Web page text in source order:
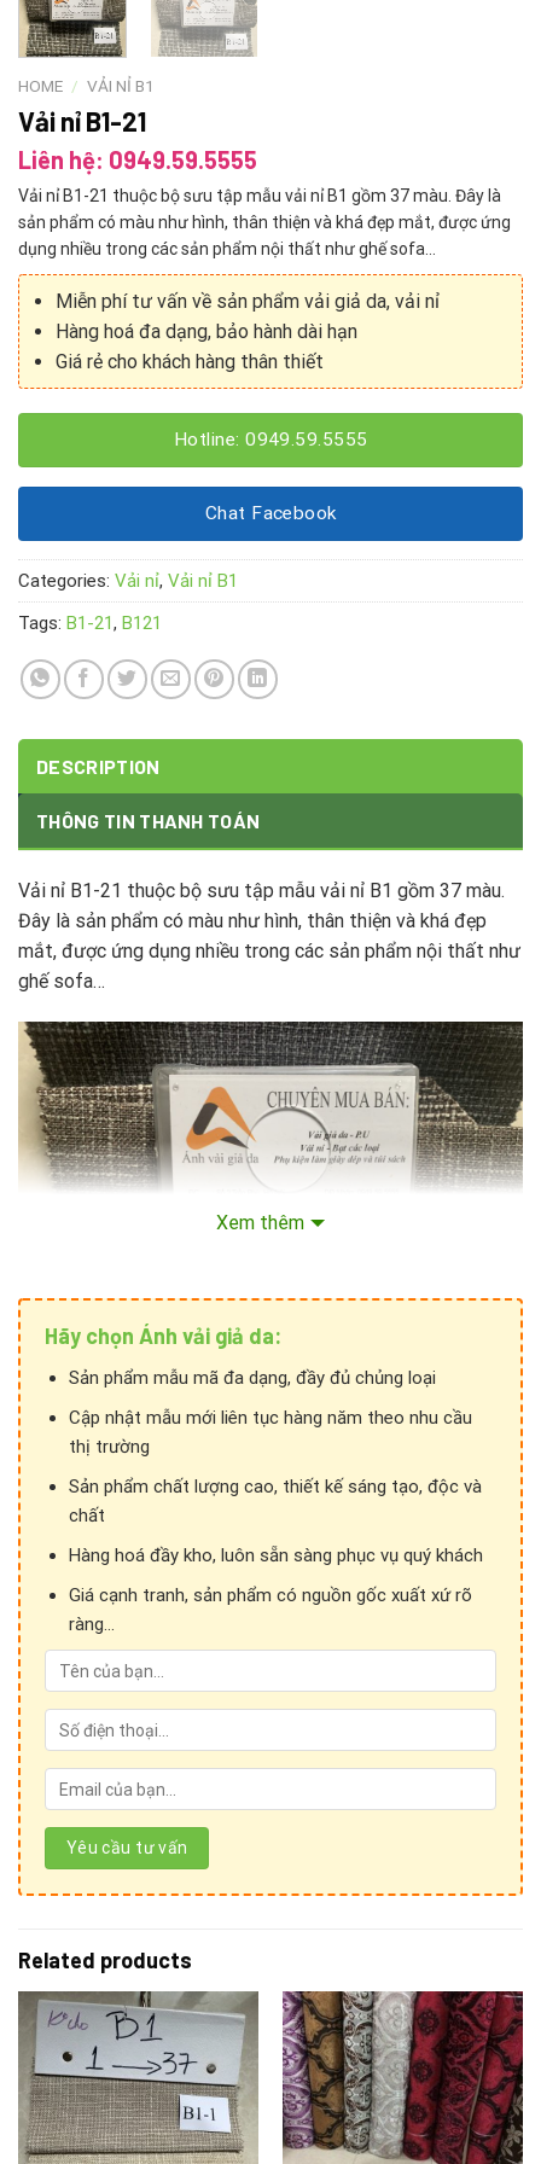
HOME / VẢI NỈ B1
Vải nỉ B1-21
Liên hệ: 0949.59.5555
Vải nỉ B1-21 thuộc bộ sưu tập mẫu vải nỉ B1 gồm 37 màu. Đây là
sản phẩm có màu như hình, thân thiện và khá đẹp mắt, được ứng
dụng nhiều trong các sản phẩm nội thất như ghế sofa…
Miễn phí tư vấn về sản phẩm vải giả da, vải nỉ
Hàng hoá đa dạng, bảo hành dài hạn
Giá rẻ cho khách hàng thân thiết
Hotline: 0949.59.5555
Chat Facebook
Categories: Vải nỉ, Vải nỉ B1
Tags: B1-21, B121
DESCRIPTION
THÔNG TIN THANH TOÁN
Vải nỉ B1-21 thuộc bộ sưu tập mẫu vải nỉ B1 gồm 37 màu.
Đây là sản phẩm có màu như hình, thân thiện và khá đẹp
mắt, được ứng dụng nhiều trong các sản phẩm nội thất như
ghế sofa…
Mọi chi tiết xin liên hệ:
Hệ thống Ánh vải giả da
Phone: 024 3928 6052 / 024 3928 5599
Mobile/Zalo:036 426 8888/0949 59 5555 /085 753 5555
Facebook: facebook.com/salevip1102
messenger.com/t/salevip1102
Email :sales.anhvaigiada@gmail.com
Youtube:youtube.com/@anhvaigiada
Website:anhvaigiada.com
anhvaigiada.vn/anhvaigiada.net/anhsimili.com.vn/
CÔNG TY TNHH SX TM DV NGỌC HÂN
MST: 0107440229
Trụ Sở Chính: Số 196 ngõ Hoà Bình, tổ 7 phường Cự Khối,
quận Long Biên, thành phố Hà Nội
Xem thêm
Hãy chọn Ánh vải giả da:
Sản phẩm mẫu mã đa dạng, đầy đủ chủng loại
Cập nhật mẫu mới liên tục hàng năm theo nhu cầu
thị trường
Sản phẩm chất lượng cao, thiết kế sáng tạo, độc và
chất
Hàng hoá đầy kho, luôn sẵn sàng phục vụ quý khách
Giá cạnh tranh, sản phẩm có nguồn gốc xuất xứ rõ
ràng...
Related products